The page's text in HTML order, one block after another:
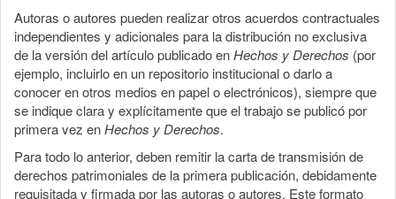
Autoras o autores pueden realizar otros acuerdos contractuales
independientes y adicionales para la distribución no exclusiva
de la versión del artículo publicado enHechos y Derechos (por
ejemplo, incluirlo en un repositorio institucional o darlo a
conocer en otros medios en papel o electrónicos), siempre que
se indique clara y explícitamente que el trabajo se publicó por
primera vez enHechos y Derechos.
Para todo lo anterior, deben remitir la carta de transmisión de
derechos patrimoniales de la primera publicación, debidamente
requisitada y firmada por las autoras o autores. Este formato